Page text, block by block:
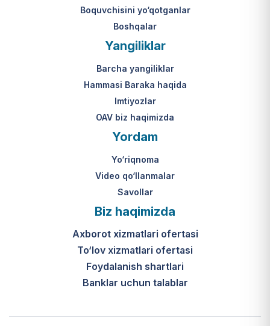
Boquvchisini yo‘qotganlar
Boshqalar
Yangiliklar
Barcha yangiliklar
Hammasi Baraka haqida
Imtiyozlar
OAV biz haqimizda
Yordam
Yo‘riqnoma
Video qo‘llanmalar
Savollar
Biz haqimizda
Axborot xizmatlari ofertasi
To‘lov xizmatlari ofertasi
Foydalanish shartlari
Banklar uchun talablar